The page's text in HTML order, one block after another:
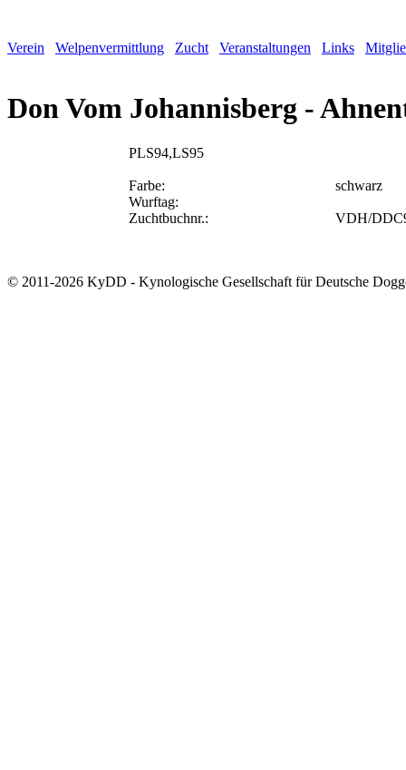
Verein Welpenvermittlung Zucht Veranstaltungen Links
Don Vom Johannisberg -
PLS94,LS95
Farbe:
schwarz
Wurftag:
Zuchtbuchnr.:
VDH/
© 2011-2026 KyDD - Kynologische Gesellschaft für Deutsche